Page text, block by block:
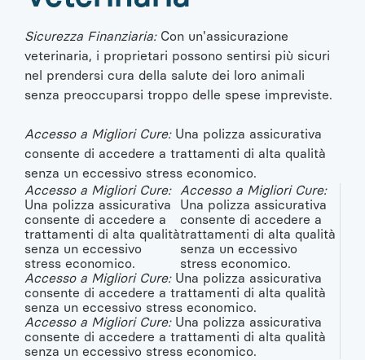
Sicurezza Finanziaria:Con un'assicurazione
veterinaria, i proprietari possono sentirsi più sicuri
nel prendersi cura della salute dei loro animali
senza preoccuparsi troppo delle spese impreviste.
Accesso a Migliori Cure:Una polizza assicurativa
consente di accedere a trattamenti di alta qualità
senza un eccessivo stress economico.
Accesso a Migliori Cure:
Una polizza assicurativa
consente di accedere a
trattamenti di alta qualità
senza un eccessivo
stress economico.
Accesso a Migliori Cure:
Una polizza assicurativa
consente di accedere a
trattamenti di alta qualità
senza un eccessivo
stress economico.
Accesso a Migliori Cure:Una polizza assicurativa
consente di accedere a trattamenti di alta qualità
senza un eccessivo stress economico.
Accesso a Migliori Cure:Una polizza assicurativa
consente di accedere a trattamenti di alta qualità
senza un eccessivo stress economico.